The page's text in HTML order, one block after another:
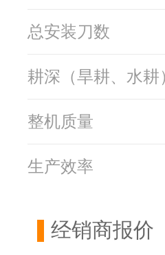
总安装刀数
耕深（旱耕、水耕
整机质量
生产效率
经销商报价